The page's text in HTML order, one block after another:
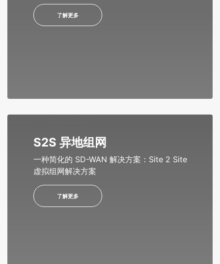
了解更多
S2S 异地组网
一种简化的 SD-WAN 解决方案：Site 2 Site
虚拟组网解决方案
了解更多